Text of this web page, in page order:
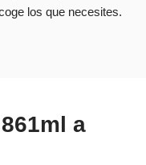
los que necesites.
a